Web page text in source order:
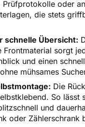
Prüfprotokolle oder
die stets
schnelle Übersicht:
Frontmaterial sorgt
und einen
mühsames
Die
So lässt
und
oder Zählerschrank